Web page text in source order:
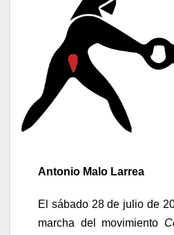
Antonio Malo Larrea
El sábado 28 de julio de
marcha del movimiento